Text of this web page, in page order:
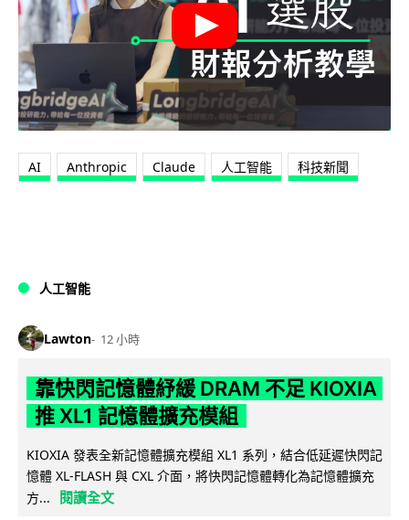
AI Anthropic Claude 人工智能 科技新聞
人工智能
Lawton 12 小時
靠快閃記憶體紓緩 DRAM 不足 KIOXIA
推 XL1 記憶體擴充模組
KIOXIA 發表全新記憶體擴充模組 XL1 系列，結合低延遲快閃記
憶體 XL-FLASH 與 CXL 介面，將快閃記憶體轉化為記憶體擴充
方...
閱讀全文